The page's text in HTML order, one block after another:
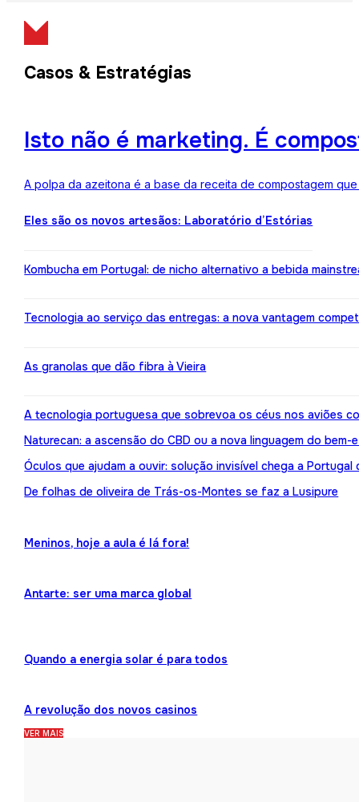
Casos & Estratégias
Isto não é marketing. É
A polpa da azeitona é a base da receita de compostagem
Eles são os novos artesãos: Laboratório d’Estórias
Kombucha em Portugal: de nicho alternativo a bebida
Tecnologia ao serviço das entregas: a nova vantagem
As granolas que dão fibra à Vieira
A tecnologia portuguesa que sobrevoa os céus nos aviões
Naturecan: a ascensão do CBD ou a nova linguagem do bem-
Óculos que ajudam a ouvir: solução invisível chega a Portugal
De folhas de oliveira de Trás-os-Montes se faz a Lusipure
Meninos, hoje a aula é lá fora!
Antarte: ser uma marca global
Quando a energia solar é para todos
A revolução dos novos casinos
VER MAIS